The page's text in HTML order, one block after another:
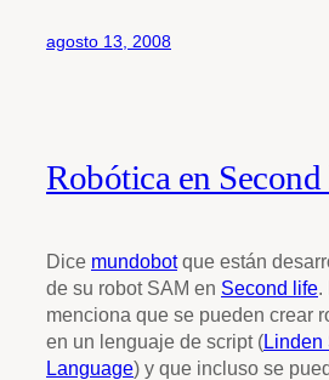
agosto 13, 2008
Robótica en
Dice mundobotque están
de su robot SAM en Second life.
menciona que se pueden crear
en un lenguaje de script (Linden
Language) y que incluso se